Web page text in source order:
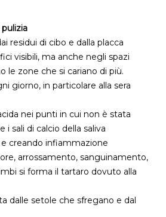
residui di cibo e dalla placca
visibili, ma anche negli spazi
le zone che si cariano di più.
giorno, in particolare alla sera
nei punti in cui non è stata
i sali di calcio della saliva
creando infiammazione
arrossamento, sanguinamento,
si forma il tartaro dovuto alla
dalle setole che sfregano e dal